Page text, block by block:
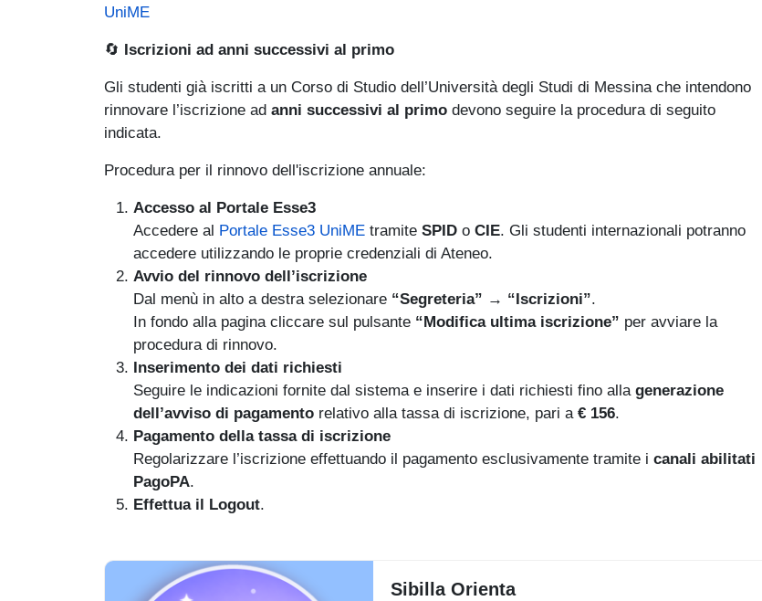
UniME(link is external)
🔄 Iscrizioni ad anni successivi al primo
Gli studenti già iscritti a un Corso di Studio dell’Università degli Studi di Messina che intendono
rinnovare l’iscrizione ad anni successivi al primo devono seguire la procedura di seguito
indicata.
Procedura per il rinnovo dell'iscrizione annuale:
Accesso al Portale Esse3
Accedere al Portale Esse3 UniME(link is external)
tramite SPID o CIE. Gli studenti internazionali potranno
accedere utilizzando le proprie credenziali di Ateneo.
Avvio del rinnovo dell’iscrizione
Dal menù in alto a destra selezionare “Segreteria” → “Iscrizioni”.
In fondo alla pagina cliccare sul pulsante “Modifica ultima iscrizione” per avviare la
procedura di rinnovo.
Inserimento dei dati richiesti
Seguire le indicazioni fornite dal sistema e inserire i dati richiesti fino alla generazione
dell’avviso di pagamento relativo alla tassa di iscrizione, pari a € 156.
Pagamento della tassa di iscrizione
Regolarizzare l’iscrizione effettuando il pagamento esclusivamente tramite i canali abilitati
PagoPA.
Effettua il Logout.
Sibilla Orienta